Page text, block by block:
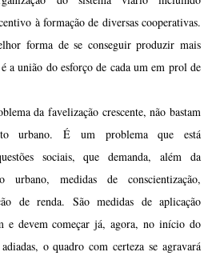
à formação de diversas cooperativas.
forma de se conseguir produzir mais
a união do esforço de cada um em prol de
da favelização crescente, não bastam
urbano. É um problema que está
sociais, que demanda, além da
urbano, medidas de conscientização,
de renda. São medidas de aplicação
e devem começar já, agora, no início do
o quadro com certeza se agravará